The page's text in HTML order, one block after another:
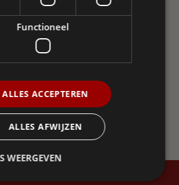
nieuws, advies en ervaringen uit.
Functioneel
ALLES ACCEPTEREN
ALLES AFWIJZEN
WEERGEVEN